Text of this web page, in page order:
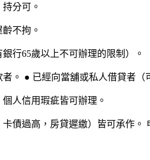
分可。
不拘。
行65歲以上不可辦理的限制）。
。 ● 已經向當舖或私人借貸者（
人信用瑕疵皆可辦理。
債過高，房貸遲繳）皆可承作。